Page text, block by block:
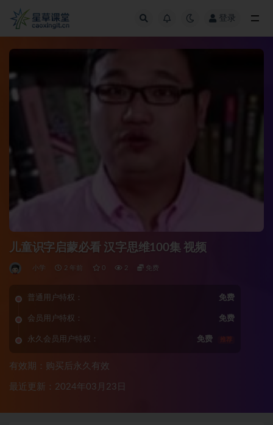
登录
儿童识字启蒙必看 汉字思维100集 视频
小学 2 年前 0 2 免费
普通用户特权： 免费
会员用户特权： 免费
永久会员用户特权： 免费 推荐
有效期：购买后永久有效
最近更新：2024年03月23日